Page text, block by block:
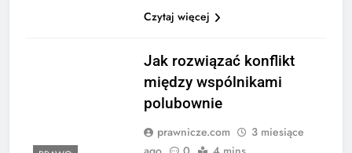
Czytaj więcej
Jak rozwiązać konflikt
między wspólnikami
polubownie
prawnicze.com
3 miesiące